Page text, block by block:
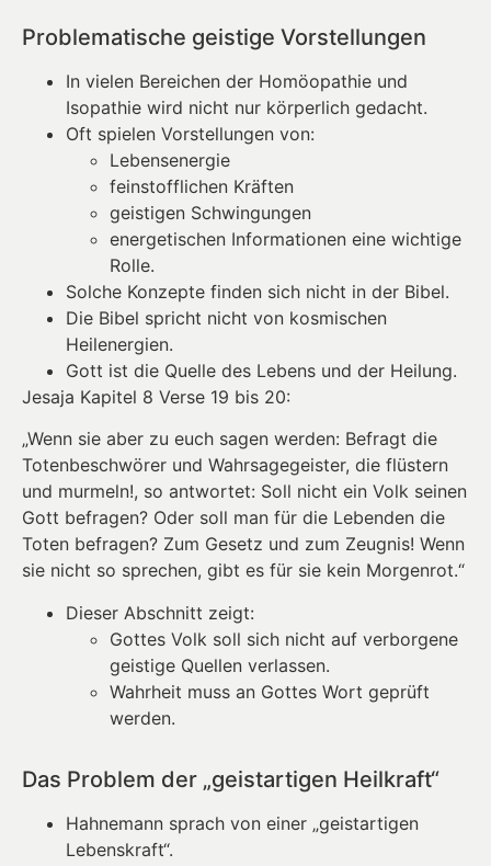
Problematische geistige Vorstellungen
In vielen Bereichen der Homöopathie und
Isopathie wird nicht nur körperlich gedacht.
Oft spielen Vorstellungen von:
Lebensenergie
feinstofflichen Kräften
geistigen Schwingungen
energetischen Informationen eine wichtige
Rolle.
Solche Konzepte finden sich nicht in der Bibel.
Die Bibel spricht nicht von kosmischen
Heilenergien.
Gott ist die Quelle des Lebens und der Heilung.
Jesaja Kapitel 8 Verse 19 bis 20:
„Wenn sie aber zu euch sagen werden: Befragt die
Totenbeschwörer und Wahrsagegeister, die flüstern
und murmeln!, so antwortet: Soll nicht ein Volk seinen
Gott befragen? Oder soll man für die Lebenden die
Toten befragen? Zum Gesetz und zum Zeugnis! Wenn
sie nicht so sprechen, gibt es für sie kein Morgenrot.“
Dieser Abschnitt zeigt:
Gottes Volk soll sich nicht auf verborgene
geistige Quellen verlassen.
Wahrheit muss an Gottes Wort geprüft
werden.
Das Problem der „geistartigen Heilkraft“
Hahnemann sprach von einer „geistartigen
Lebenskraft“.